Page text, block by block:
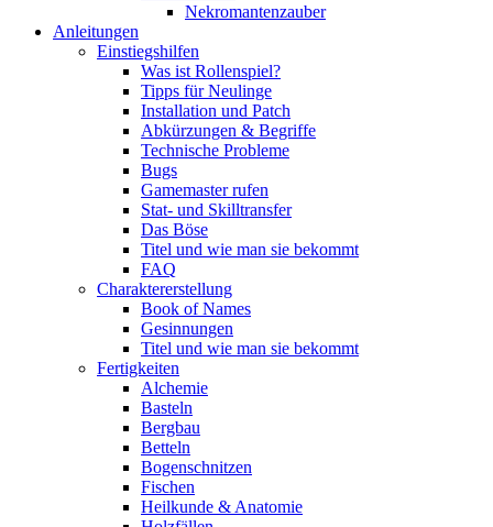
Nekromantenzauber
Anleitungen
Einstiegshilfen
Was ist Rollenspiel?
Tipps für Neulinge
Installation und Patch
Abkürzungen & Begriffe
Technische Probleme
Bugs
Gamemaster rufen
Stat- und Skilltransfer
Das Böse
Titel und wie man sie bekommt
FAQ
Charaktererstellung
Book of Names
Gesinnungen
Titel und wie man sie bekommt
Fertigkeiten
Alchemie
Basteln
Bergbau
Betteln
Bogenschnitzen
Fischen
Heilkunde & Anatomie